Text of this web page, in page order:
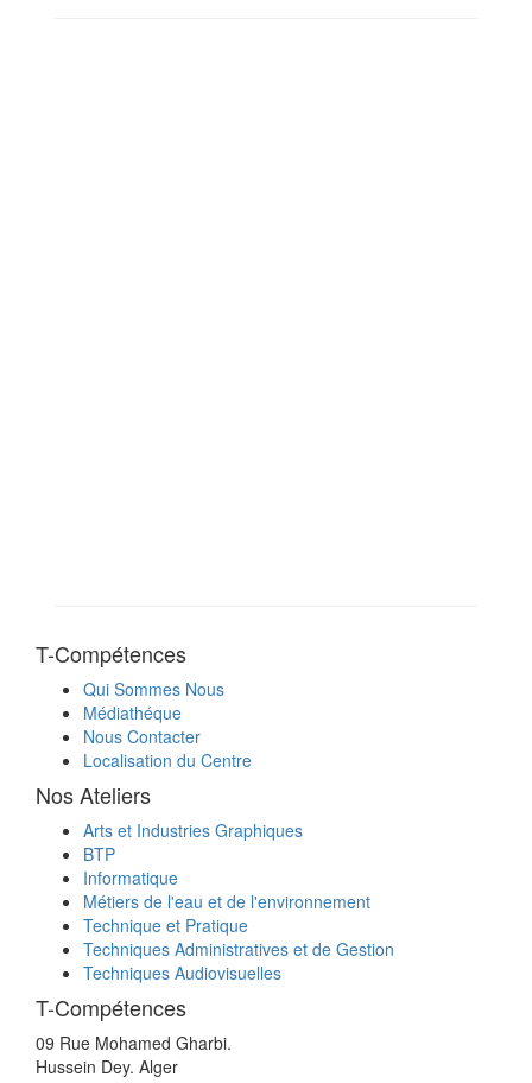
T-Compétences
Qui Sommes Nous
Médiathéque
Nous Contacter
Localisation du Centre
Nos Ateliers
Arts et Industries Graphiques
BTP
Informatique
Métiers de l'eau et de l'environnement
Technique et Pratique
Techniques Administratives et de Gestion
Techniques Audiovisuelles
T-Compétences
09 Rue Mohamed Gharbi.
Hussein Dey. Alger